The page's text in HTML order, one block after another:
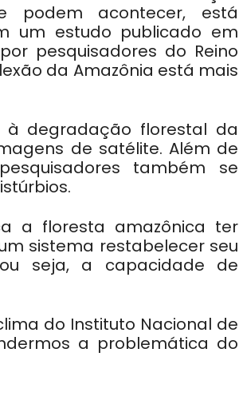
podem acontecer, está
um estudo publicado em
por pesquisadores do Reino
da Amazônia está mais
degradação florestal da
de satélite. Além de
também se
a floresta amazônica ter
sistema restabelecer seu
seja, a capacidade de
do Instituto Nacional de
a problemática do